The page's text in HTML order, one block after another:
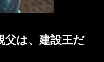
父は、建設王だ